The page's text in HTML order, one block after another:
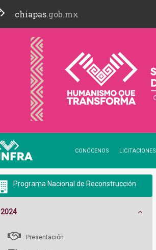
chiapas.gob.mx
CONÓCENOS LICITACIONES
Programa Nacional de Reconstrucción
2024
Presentación